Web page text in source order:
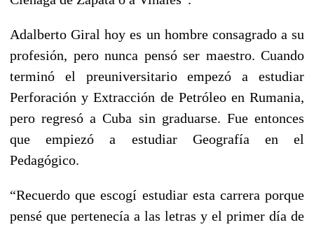
Adalberto Giral hoy es un hombre consagrado a su
profesión, pero nunca pensó ser maestro. Cuando
terminó el preuniversitario empezó a estudiar
Perforación y Extracción de Petróleo en Rumania,
pero regresó a Cuba sin graduarse. Fue entonces
que empiezó a estudiar Geografía en el
Pedagógico.
“Recuerdo que escogí estudiar esta carrera porque
pensé que pertenecía a las letras y el primer día de